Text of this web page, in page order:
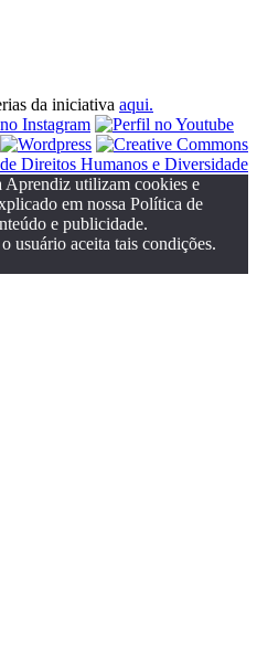
da iniciativa aqui.
Aprendiz utilizam cookies e
em nossa Política de
e publicidade.
usuário aceita tais condições.